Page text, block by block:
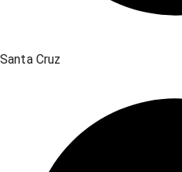
Santa Cruz